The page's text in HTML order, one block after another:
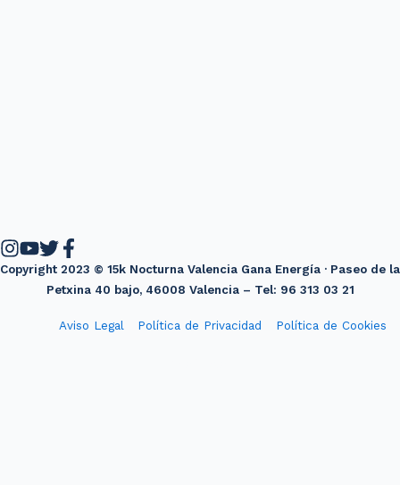
Copyright 2023 © 15k Nocturna Valencia Gana Energía · Paseo de la
Petxina 40 bajo, 46008 Valencia – Tel: 96 313 03 21
Aviso Legal Política de Privacidad Política de Cookies